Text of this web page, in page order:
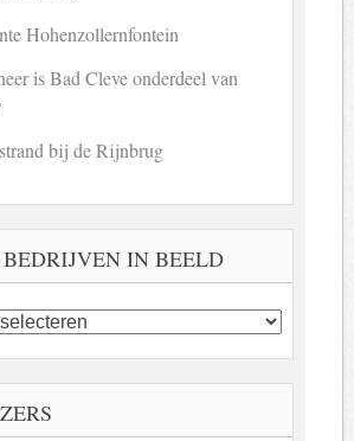
Hohenzollernfontein
is Bad Cleve onderdeel van
bij de Rijnbrug
IN BEELD